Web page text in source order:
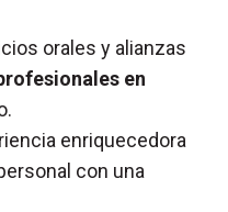
orales y alianzas
en
enriquecedora
con una